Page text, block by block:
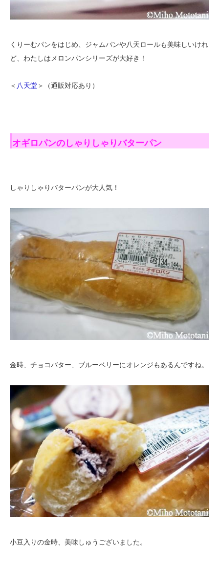
くりーむパンをはじめ、ジャムパンや八天ロールも美味しいけれ
ど、わたしはメロンパンシリーズが大好き！
＜ 八天堂＞（通販対応あり）
オギロパンのしゃりしゃりバターパン
しゃりしゃりバターパンが大人気！
金時、チョコバター、ブルーベリーにオレンジもあるんですね。
小豆入りの金時、美味しゅうございました。